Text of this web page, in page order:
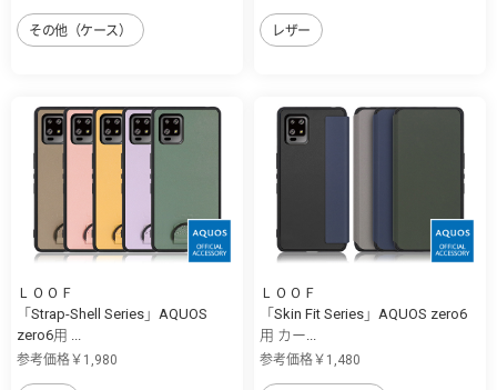
その他（ケース） レザー
ＬＯＯＦ
「Strap-Shell Series」AQUOS
zero6用 ...
参考価格￥1,980
ＬＯＯＦ
「Skin Fit Series」AQUOS zero6
用 カー...
参考価格￥1,480